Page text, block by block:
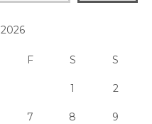
F S S
1 2
7 8 9